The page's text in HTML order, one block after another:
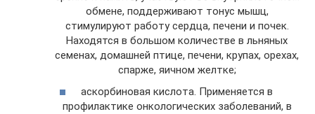
обмене, поддерживают тонус мышц,
стимулируют работу сердца, печени и почек.
Находятся в большом количестве в льняных
семенах, домашней птице, печени, крупах, орехах,
спарже, яичном желтке;
аскорбиновая кислота. Применяется в
профилактике онкологических заболеваний, в